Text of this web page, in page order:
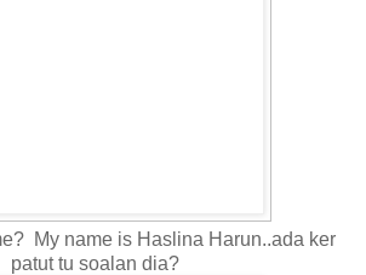
My name is Haslina Harun..ada ker
patut tu soalan dia?